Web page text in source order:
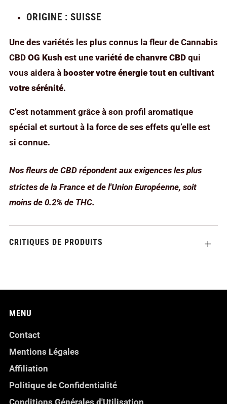
ORIGINE : SUISSE
Une des variétés les plus connus la fleur de Cannabis
CBD OG Kush est une variété de chanvre CBD qui
vous aidera à booster votre énergie tout en cultivant
votre sérénité.
C’est notamment grâce à son profil aromatique
spécial et surtout à la force de ses effets qu’elle est
si connue.
Nos fleurs de CBD répondent aux exigences les plus
strictes de la France et de l'Union Européenne, soit
moins de 0.2% de THC.
CRITIQUES DE PRODUITS Ouvrir
MENU
Contact
Mentions Légales
Affiliation
Politique de Confidentialité
Conditions Générales d'Utilisation